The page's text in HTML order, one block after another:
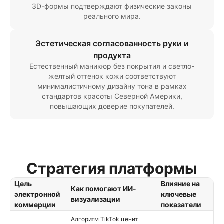
3D-формы подтверждают физические законы
реального мира.
Эстетическая согласованность руки и
продукта
Естественный маникюр без покрытия и светло-
желтый оттенок кожи соответствуют
минималистичному дизайну тона в рамках
стандартов красоты Северной Америки,
повышающих доверие покупателей.
Стратегия платформы
Цель
электронной
коммерции
Как помогают ИИ-
визуализации
Влияние на
ключевые
показатели
Алгоритм TikTok ценит